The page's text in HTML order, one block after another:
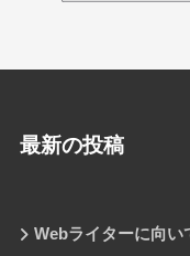
最新の投稿
Webライターに向い